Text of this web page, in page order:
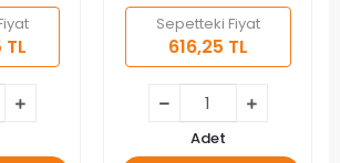
Sepetteki Fiyat
616,25 TL
Adet